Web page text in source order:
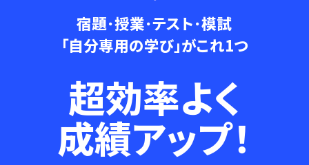
宿題･授業･テスト･模試
「自分専用の学び」がこれ1つ
超効率よく
成績アップ！